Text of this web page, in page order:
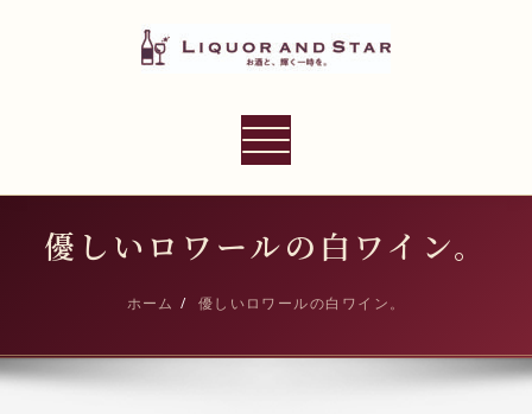
プ
LIQUOR AND STAR
ナ
ー
ョ
切
優しいロワールの白ワイン。
ホーム 優しいロワールの白ワイン。